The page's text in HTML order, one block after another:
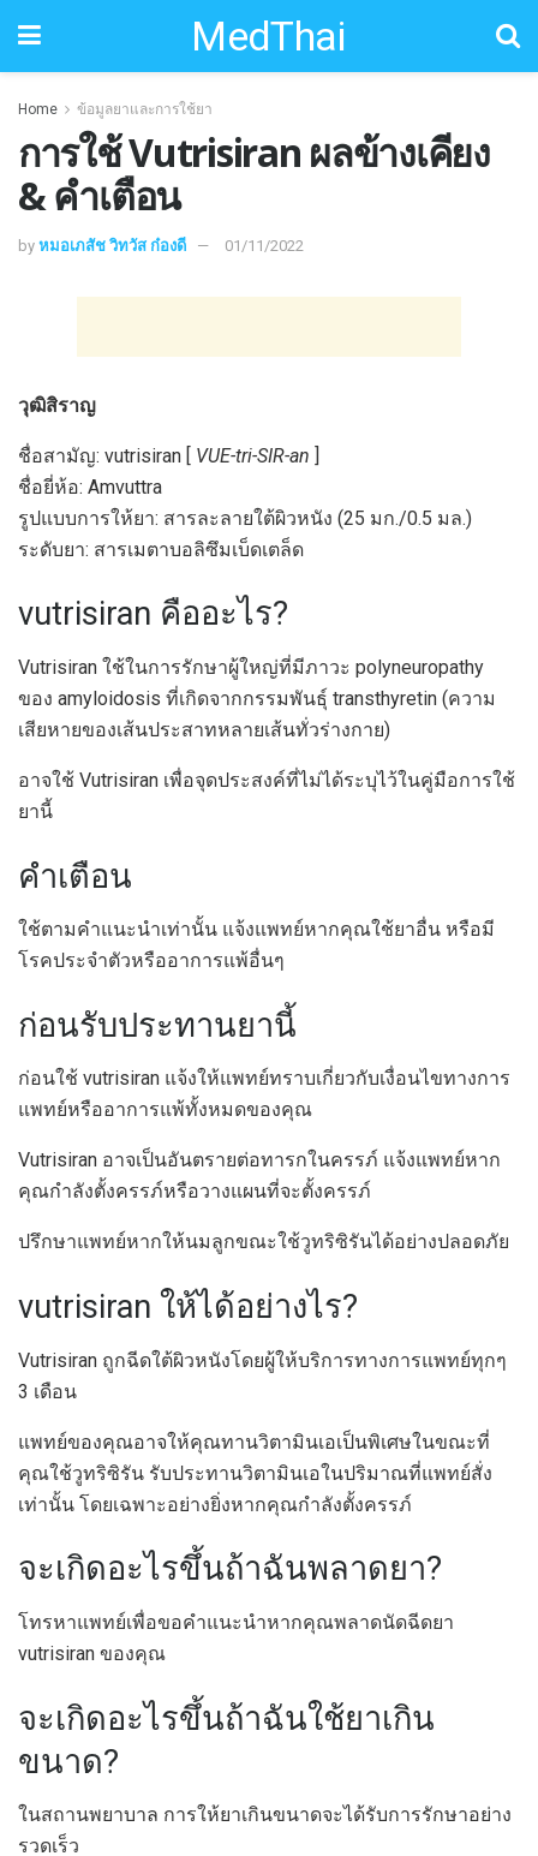
MedThai
Home ข้อมูลยาและการใช้ยา
การใช้ Vutrisiran ผลข้างเคียง
& คำเตือน
by หมอเภสัช วิทวัส ก๋องดี 01/11/2022
วุฒิสิราญ
ชื่อสามัญ: vutrisiran [ VUE-tri-SIR-an ]
ชื่อยี่ห้อ: Amvuttra
รูปแบบการให้ยา: สารละลายใต้ผิวหนัง (25 มก./0.5 มล.)
ระดับยา: สารเมตาบอลิซึมเบ็ดเตล็ด
vutrisiran คืออะไร?
Vutrisiran ใช้ในการรักษาผู้ใหญ่ที่มีภาวะ polyneuropathy
ของ amyloidosis ที่เกิดจากกรรมพันธุ์ transthyretin (ความ
เสียหายของเส้นประสาทหลายเส้นทั่วร่างกาย)
อาจใช้ Vutrisiran เพื่อจุดประสงค์ที่ไม่ได้ระบุไว้ในคู่มือการใช้
ยานี้
คำเตือน
ใช้ตามคำแนะนำเท่านั้น แจ้งแพทย์หากคุณใช้ยาอื่น หรือมี
โรคประจำตัวหรืออาการแพ้อื่นๆ
ก่อนรับประทานยานี้
ก่อนใช้ vutrisiran แจ้งให้แพทย์ทราบเกี่ยวกับเงื่อนไขทางการ
แพทย์หรืออาการแพ้ทั้งหมดของคุณ
Vutrisiran อาจเป็นอันตรายต่อทารกในครรภ์ แจ้งแพทย์หาก
คุณกำลังตั้งครรภ์หรือวางแผนที่จะตั้งครรภ์
ปรึกษาแพทย์หากให้นมลูกขณะใช้วูทริซิรันได้อย่างปลอดภัย
vutrisiran ให้ได้อย่างไร?
Vutrisiran ถูกฉีดใต้ผิวหนังโดยผู้ให้บริการทางการแพทย์ทุกๆ
3 เดือน
แพทย์ของคุณอาจให้คุณทานวิตามินเอเป็นพิเศษในขณะที่
คุณใช้วูทริซิรัน รับประทานวิตามินเอในปริมาณที่แพทย์สั่ง
เท่านั้น โดยเฉพาะอย่างยิ่งหากคุณกำลังตั้งครรภ์
จะเกิดอะไรขึ้นถ้าฉันพลาดยา?
โทรหาแพทย์เพื่อขอคำแนะนำหากคุณพลาดนัดฉีดยา
vutrisiran ของคุณ
จะเกิดอะไรขึ้นถ้าฉันใช้ยาเกิน
ขนาด?
ในสถานพยาบาล การให้ยาเกินขนาดจะได้รับการรักษาอย่าง
รวดเร็ว